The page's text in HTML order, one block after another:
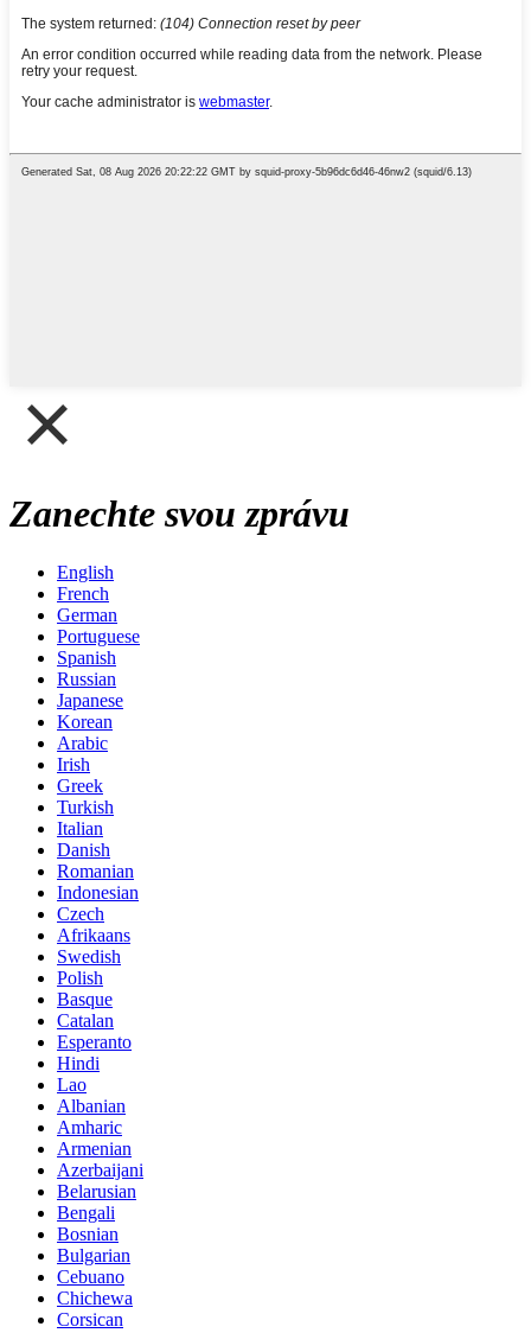
Zanechte svou zprávu
English
French
German
Portuguese
Spanish
Russian
Japanese
Korean
Arabic
Irish
Greek
Turkish
Italian
Danish
Romanian
Indonesian
Czech
Afrikaans
Swedish
Polish
Basque
Catalan
Esperanto
Hindi
Lao
Albanian
Amharic
Armenian
Azerbaijani
Belarusian
Bengali
Bosnian
Bulgarian
Cebuano
Chichewa
Corsican